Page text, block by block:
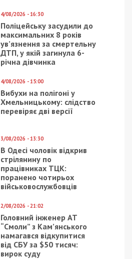
4/08/2026 - 16:30
Поліцейську засудили до
максимальних 8 років
ув’язнення за смертельну
ДТП, у якій загинула 6-
річна дівчинка
4/08/2026 - 15:00
Вибухи на полігоні у
Хмельницькому: слідство
перевіряє дві версії
3/08/2026 - 13:30
В Одесі чоловік відкрив
стрілянину по
працівниках ТЦК:
поранено чотирьох
військовослужбовців
2/08/2026 - 21:02
Головний інженер АТ
“Смоли” з Кам’янського
намагався відкупитися
від СБУ за $50 тисяч:
вирок суду